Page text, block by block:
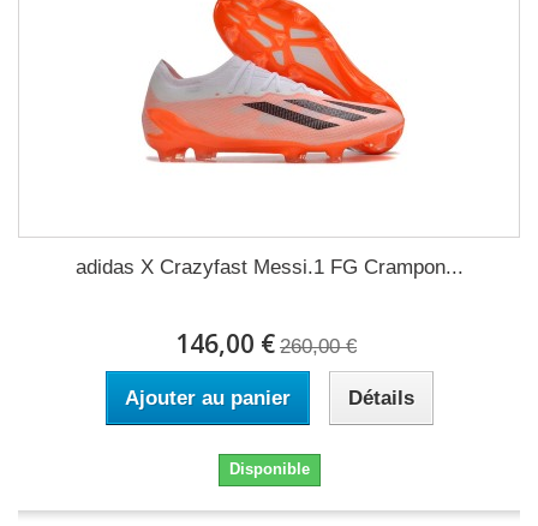
adidas X Crazyfast Messi.1 FG Crampon...
146,00 € 260,00 €
Ajouter au panier Détails
Disponible